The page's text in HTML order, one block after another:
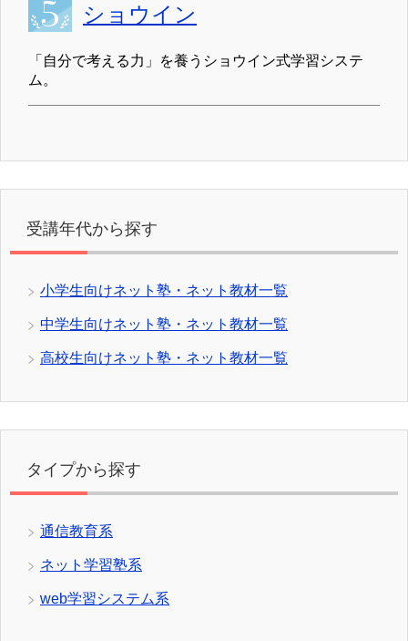
ショウイン
「自分で考える力」を養うショウイン式学習システ
ム。
受講年代から探す
小学生向けネット塾・ネット教材一覧
中学生向けネット塾・ネット教材一覧
高校生向けネット塾・ネット教材一覧
タイプから探す
通信教育系
ネット学習塾系
web学習システム系